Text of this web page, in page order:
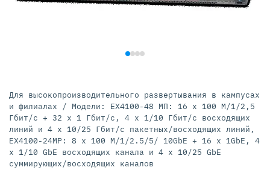
Для высокопроизводительного развертывания в кампусах
и филиалах / Модели: EX4100-48 МП: 16 x 100 М/1/2,5
Гбит/с + 32 x 1 Гбит/с, 4 x 1/10 Гбит/с восходящих
линий и 4 x 10/25 Гбит/с пакетных/восходящих линий,
EX4100-24MP: 8 x 100 М/1/2.5/5/ 10GbE + 16 x 1GbE, 4
x 1/10 GbE восходящих канала и 4 x 10/25 GbE
суммирующих/восходящих каналов